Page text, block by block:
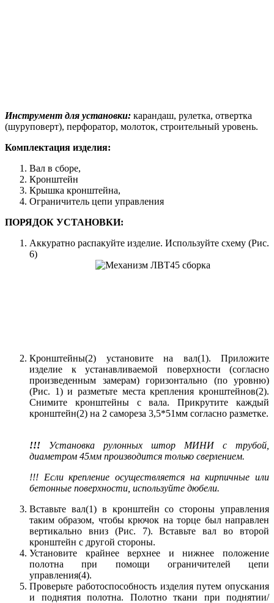
Инструмент для установки: карандаш, рулетка, отвертка
(шуруповерт), перфоратор, молоток, строительный уровень.
Комплектация изделия:
Вал в сборе,
Кронштейн
Крышка кронштейна,
Ограничитель цепи управления
ПОРЯДОК УСТАНОВКИ:
Аккуратно распакуйте изделие. Используйте схему (Рис.
6)
Кронштейны(2) установите на вал(1). Приложите
изделие к устанавливаемой поверхности (согласно
произведенным замерам) горизонтально (по уровню)
(Рис. 1) и разметьте места крепления кронштейнов(2).
Снимите кронштейны с вала. Прикрутите каждый
кронштейн(2) на 2 самореза 3,5*51мм согласно разметке.
!!! Установка рулонных штор МИНИ с трубой,
диаметром 45мм производится только сверлением.
!!! Если крепление осуществляется на кирпичные или
бетонные поверхности, используйте дюбели.
Вставьте вал(1) в кронштейн со стороны управления
таким образом, чтобы крючок на торце был направлен
вертикально вниз (Рис. 7). Вставьте вал во второй
кронштейн с другой стороны.
Установите крайнее верхнее и нижнее положение
полотна при помощи ограничителей цепи
управления(4).
Проверьте работоспособность изделия путем опускания
и поднятия полотна. Полотно ткани при поднятии/